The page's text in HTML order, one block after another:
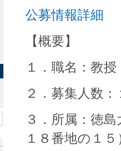
公募情報詳細
【概要】
１．職名：教
２．募集人数：
３．所属：徳
１８番地の１５